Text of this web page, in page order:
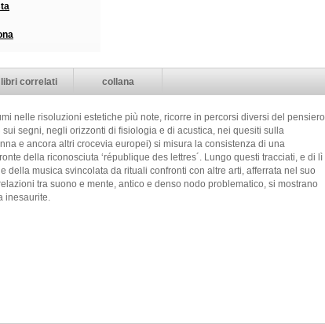
libri correlati collana
nelle risoluzioni estetiche più note, ricorre in percorsi diversi del pensiero
segni, negli orizzonti di fisiologia e di acustica, nei quesiti sulla
e ancora altri crocevia europei) si misura la consistenza di una
della riconosciuta ‘république des lettres´. Lungo questi tracciati, e di lì
della musica svincolata da rituali confronti con altre arti, afferrata nel suo
tra suono e mente, antico e denso nodo problematico, si mostrano
inesaurite.